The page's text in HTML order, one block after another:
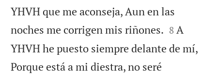
YHVH que me aconseja, Aun en las
noches me corrigen mis riñones. 

8 A
YHVH he puesto siempre delante de mí,
Porque está a mi diestra, no seré